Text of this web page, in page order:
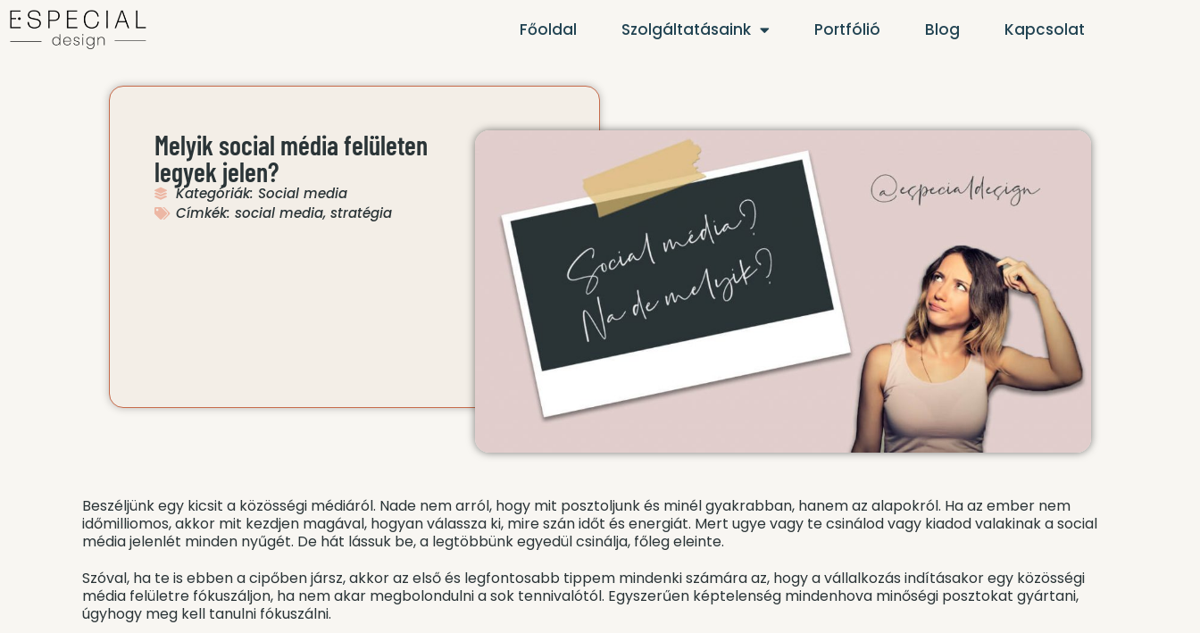
Főoldal Szolgáltatásaink Portfólió Blog Kapcsolat
Melyik social média felületen
legyek jelen?
Kategóriák: Social media
Címkék: social media, stratégia
Beszéljünk egy kicsit a közösségi médiáról. Nade nem arról, hogy mit posztoljunk és minél gyakrabban, hanem az alapokról. Ha az ember nem
időmilliomos, akkor mit kezdjen magával, hogyan válassza ki, mire szán időt és energiát. Mert ugye vagy te csinálod vagy kiadod valakinak a social
média jelenlét minden nyűgét. De hát lássuk be, a legtöbbünk egyedül csinálja, főleg eleinte.
Szóval, ha te is ebben a cipőben jársz, akkor az első és legfontosabb tippem mindenki számára az, hogy a vállalkozás indításakor egy közösségi
média felületre fókuszáljon, ha nem akar megbolondulni a sok tennivalótól. Egyszerűen képtelenség mindenhova minőségi posztokat gyártani,
úgyhogy meg kell tanulni fókuszálni.